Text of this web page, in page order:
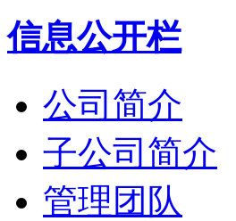
信息公开栏
公司简介
子公司简介
管理团队